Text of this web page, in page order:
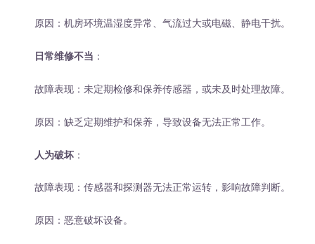
原因：机房环境温湿度异常、气流过大或电磁、静电干扰。
日常维修不当 ：
故障表现：未定期检修和保养传感器，或未及时处理故障。
原因：缺乏定期维护和保养，导致设备无法正常工作。
人为破坏 ：
故障表现：传感器和探测器无法正常运转，影响故障判断。
原因：恶意破坏设备。